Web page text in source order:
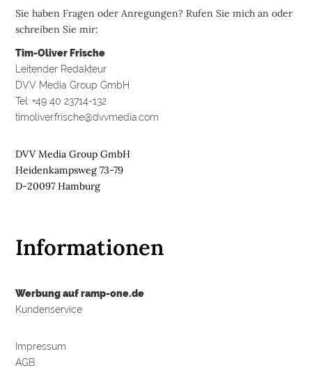
Sie haben Fragen oder Anregungen? Rufen Sie mich an oder
schreiben Sie mir:
Tim-Oliver Frische
Leitender Redakteur
DVV Media Group GmbH
Tel: +49 40 23714-132
timoliver.frische@dvvmedia.com
DVV Media Group GmbH
Heidenkampsweg 73-79
D-20097 Hamburg
Informationen
Werbung auf ramp-one.de
Kundenservice
Impressum
AGB